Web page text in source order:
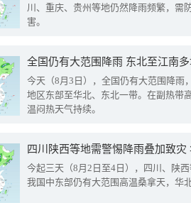
川、重庆、贵州等地仍然降雨频繁，需
害。
全国仍有大范围降雨 东北至江南
今天（8月3日），全国仍有大范围降雨
地区东部至华北、东北一带。在副热带
温闷热天气持续。
今起三天（8月2日至4日），四川、陕
我国中东部仍有大范围高温桑拿天，华